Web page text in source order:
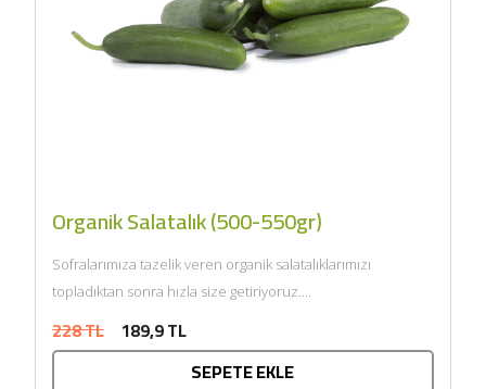
Organik Salatalık (500-550gr)
Sofralarımıza tazelik veren organik salatalıklarımızı
topladıktan sonra hızla size getiriyoruz....
228 TL 189,9 TL
SEPETE EKLE